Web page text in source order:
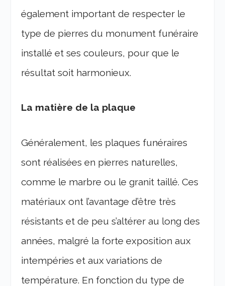
également important de respecter le
type de pierres du monument funéraire
installé et ses couleurs, pour que le
résultat soit harmonieux.
La matière de la plaque
Généralement, les plaques funéraires
sont réalisées en pierres naturelles,
comme le marbre ou le granit taillé. Ces
matériaux ont l’avantage d’être très
résistants et de peu s’altérer au long des
années, malgré la forte exposition aux
intempéries et aux variations de
température. En fonction du type de